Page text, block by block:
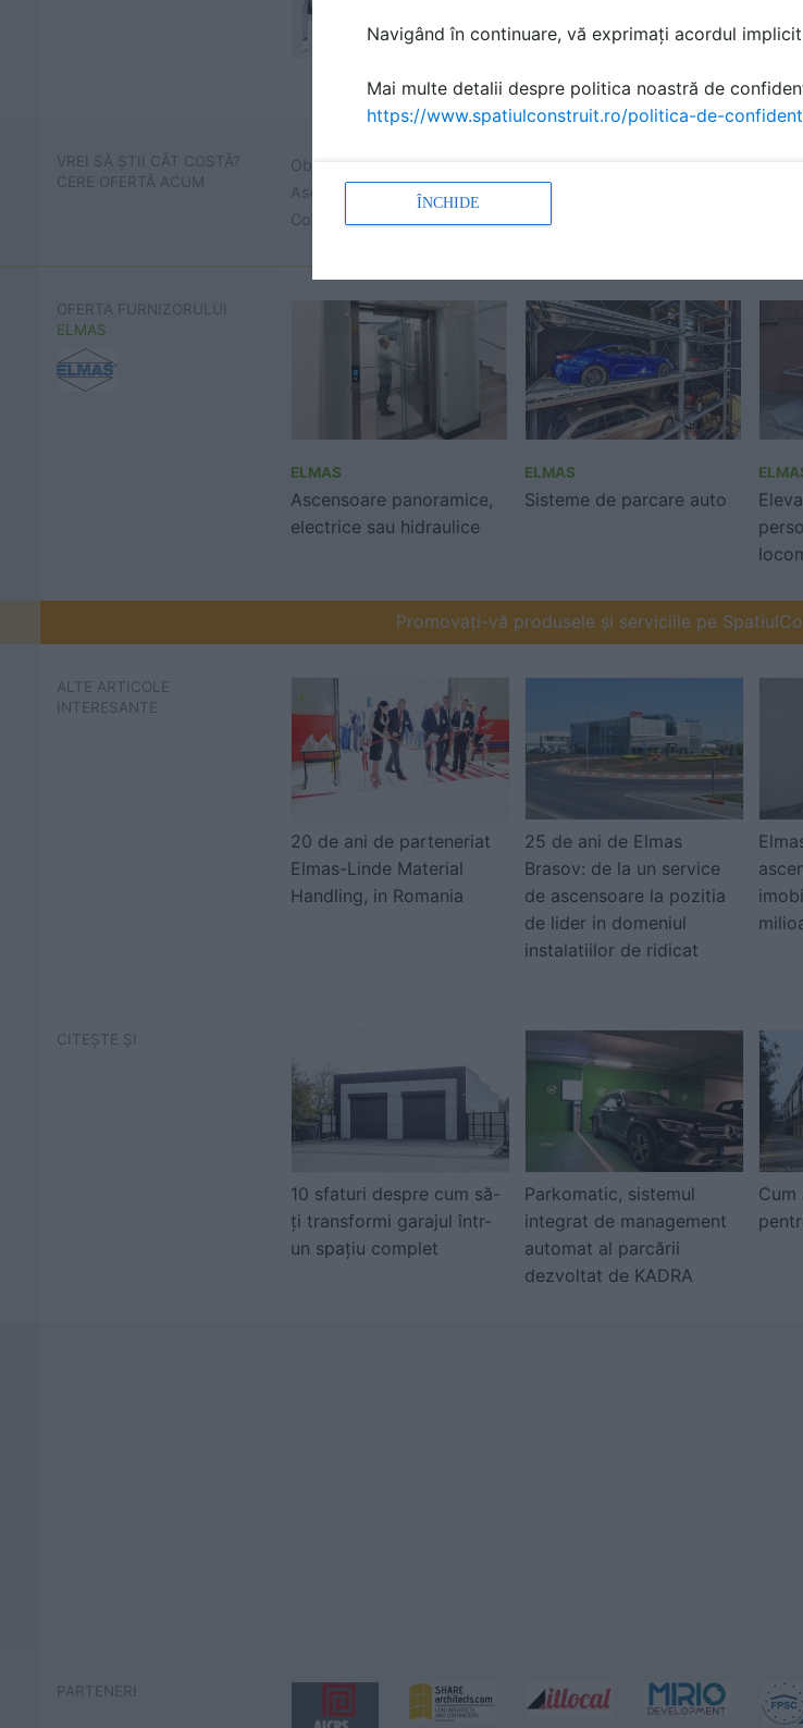
seminar marca Elmas
VREI SĂ ȘTII CÂT COSTĂ?
CERE OFERTĂ ACUM
Obține prețuri și află cât costă produsele din gama de
Ascensoare hidraulice pentru autoturisme ELMAS
Contactează ELMAS și cere prețuri pentru proiectul tau.
OFERTA FURNIZORULUI
ELMAS
ELMAS
Ascensoare panoramice,
electrice sau hidraulice
ELMAS
Sisteme de parcare auto
Promovați-vă produsele și serviciile pe
ALTE ARTICOLE
INTERESANTE
20 de ani de parteneriat
Elmas-Linde Material
Handling, in Romania
25 de ani de Elmas
Brasov: de la un service
de ascensoare la pozitia
de lider in domeniul
instalatiilor de ridicat
CITEȘTE ȘI
10 sfaturi despre cum să-
ți transformi garajul într-
un spațiu complet
Parkomatic, sistemul
integrat de management
automat al parcării
dezvoltat de KADRA
Cum
PARTENERI
Navigând în continuare, vă exprimați acordul
Mai multe detalii despre politica noastră de
https://www.spatiulconstruit.ro/politica-de-
ÎNCHIDE